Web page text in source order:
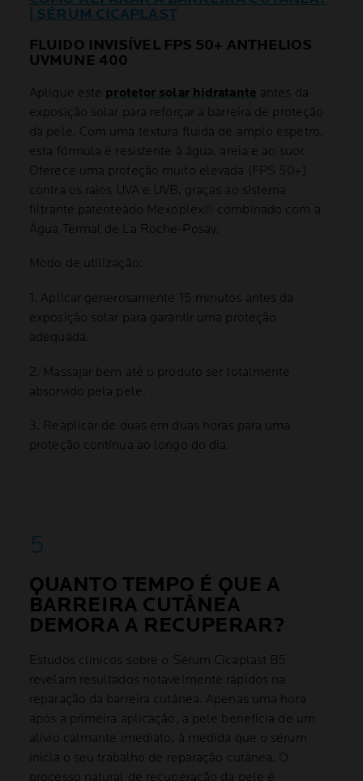
| SÉRUM CICAPLAST
FLUIDO INVISÍVEL FPS 50+ ANTHELIOS
UVMUNE 400
Aplique este protetor solar hidratante antes da
exposição solar para reforçar a barreira de proteção
da pele. Com uma textura fluida de amplo espetro,
esta fórmula é resistente à água, areia e ao suor.
Oferece uma proteção muito elevada (FPS 50+)
contra os raios UVA e UVB, graças ao sistema
filtrante patenteado Mexoplex® combinado com a
Água Termal de La Roche-Posay.
Modo de utilização:
1. Aplicar generosamente 15 minutos antes da
exposição solar para garantir uma proteção
adequada.
2. Massajar bem até o produto ser totalmente
absorvido pela pele.
3. Reaplicar de duas em duas horas para uma
proteção contínua ao longo do dia.
QUANTO TEMPO É QUE A
BARREIRA CUTÂNEA
DEMORA A RECUPERAR?
Estudos clínicos sobre o Sérum Cicaplast B5
revelam resultados notavelmente rápidos na
reparação da barreira cutânea. Apenas uma hora
após a primeira aplicação, a pele beneficia de um
alívio calmante imediato, à medida que o sérum
inicia o seu trabalho de reparação cutânea. O
processo natural de recuperação da pele é